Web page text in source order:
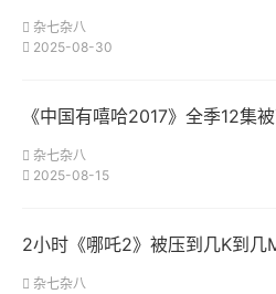
杂七杂八
2025-08-30
《中国有嘻哈2017》全季12集
杂七杂八
2025-08-15
2小时《哪吒2》被压到几K到几
杂七杂八